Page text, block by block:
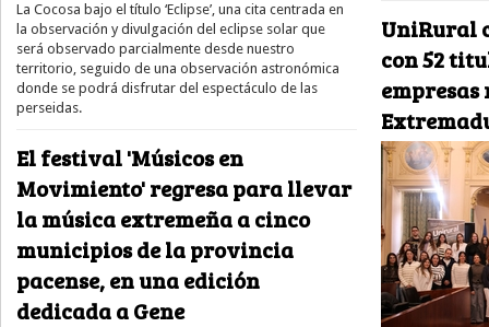
La Cocosa bajo el título ‘Eclipse’, una cita centrada en
la observación y divulgación del eclipse solar que
será observado parcialmente desde nuestro
territorio, seguido de una observación astronómica
donde se podrá disfrutar del espectáculo de las
perseidas.
El festival 'Músicos en
Movimiento' regresa para llevar
la música extremeña a cinco
municipios de la provincia
pacense, en una edición
dedicada a Gene
UniRural
con 52
empresas